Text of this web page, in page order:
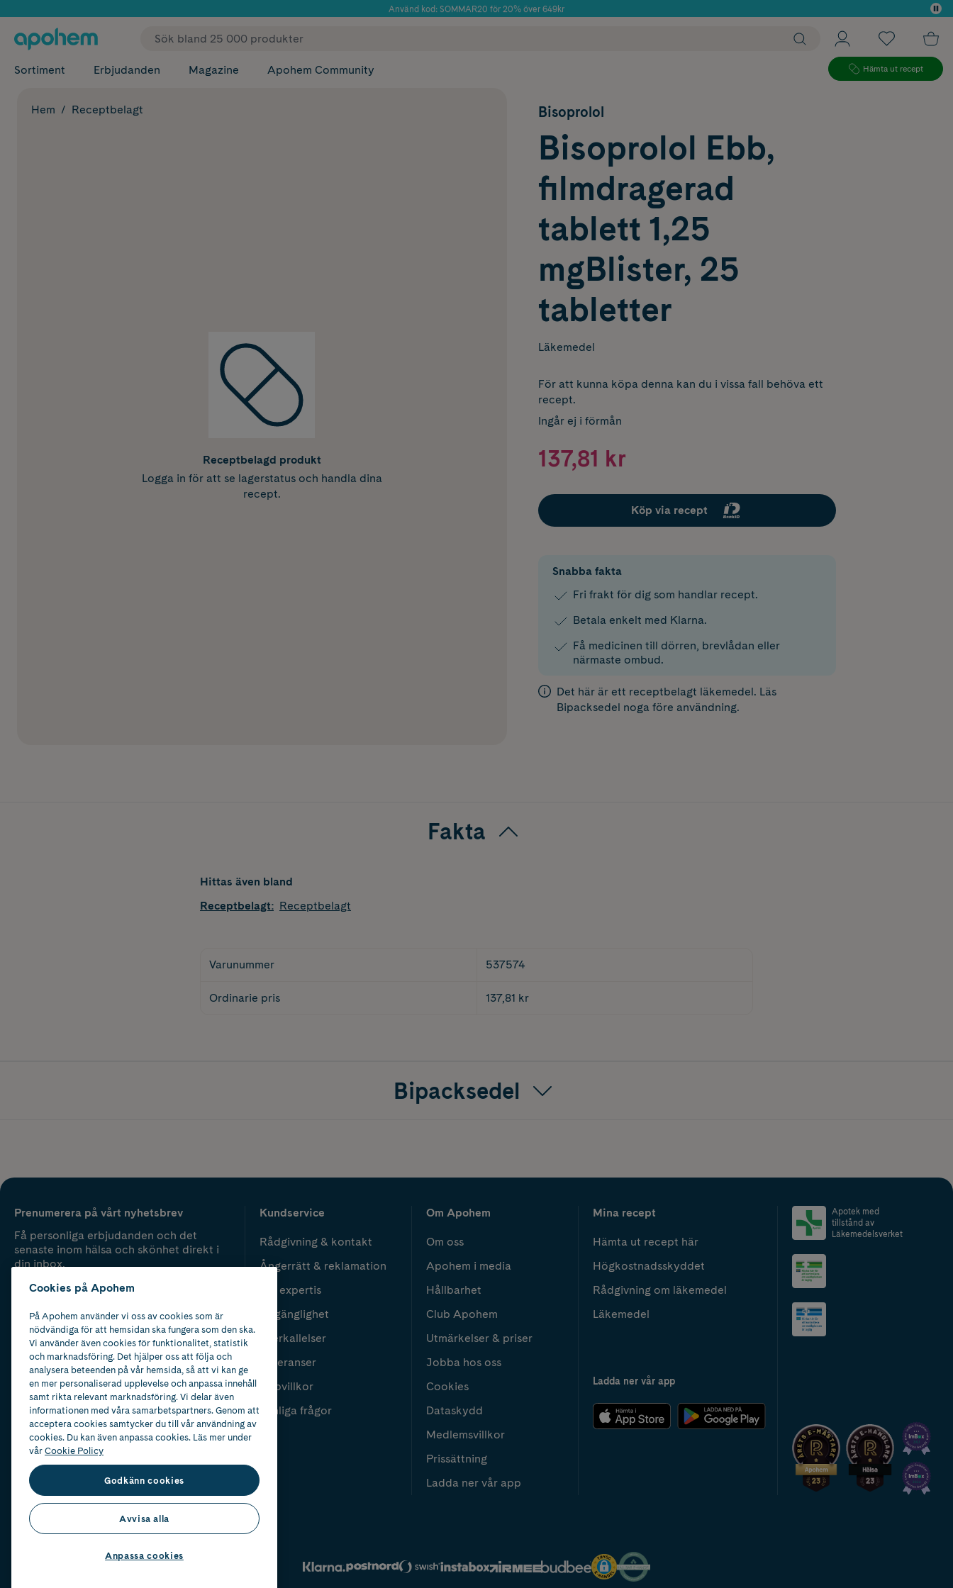
Använd kod: SOMMAR20 för 20% över 649kr
✓ Fri frakt
Sortiment Erbjudanden Magazine Apohem Community Hämta ut recept
Hem Receptbelagt
Receptbelagd produkt
Logga in för att se lagerstatus och handla dina
recept.
Bisoprolol
Bisoprolol Ebb,
filmdragerad
tablett 1,25
mgBlister, 25
tabletter
Läkemedel
För att kunna köpa denna kan du i vissa fall behöva ett
recept.
Ingår ej i förmån
137,81 kr
Köp via recept
Snabba fakta
Fri frakt för dig som handlar recept.
Betala enkelt med Klarna.
Få medicinen till dörren, brevlådan eller
närmaste ombud.
Det här är ett receptbelagt läkemedel. Läs
Bipacksedel noga före användning.
Fakta
Hittas även bland
Receptbelagt: Receptbelagt
Varunummer 537574
Ordinarie pris 137,81 kr
Bipacksedel
Prenumerera på vårt nyhetsbrev
Få personliga erbjudanden och det
senaste inom hälsa och skönhet direkt i
din inbox.
Kundservice
Rådgivning & kontakt
Ångerrätt & reklamation
Vår expertis
Tillgänglighet
Återkallelser
Leveranser
Köpvillkor
Vanliga frågor
Om Apohem
Om oss
Apohem i media
Hållbarhet
Club Apohem
Utmärkelser & priser
Jobba hos oss
Cookies
Dataskydd
Medlemsvillkor
Prissättning
Ladda ner vår app
Mina recept
Hämta ut recept här
Högkostnadsskyddet
Rådgivning om läkemedel
Läkemedel
Ladda ner vår app
Apotek med
tillstånd av
Läkemedelsverket
2024
Cookies på Apohem
På Apohem använder vi oss av cookies som är
nödvändiga för att hemsidan ska fungera som den ska.
Vi använder även cookies för funktionalitet, statistik
och marknadsföring. Det hjälper oss att följa och
analysera beteenden på vår hemsida, så att vi kan ge
en mer personaliserad upplevelse och anpassa innehåll
samt rikta relevant marknadsföring. Vi delar även
informationen med våra samarbetspartners. Genom att
acceptera cookies samtycker du till vår användning av
cookies. Du kan även anpassa cookies. Läs mer under
vårCookie Policy
Godkänn cookies
Avvisa alla
Anpassa cookies